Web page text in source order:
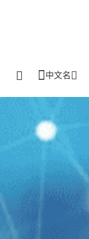
中文名